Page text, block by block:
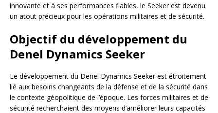
innovante et à ses performances fiables, le Seeker est devenu
un atout précieux pour les opérations militaires et de sécurité.
Objectif du développement du
Denel Dynamics Seeker
Le développement du Denel Dynamics Seeker est étroitement
lié aux besoins changeants de la défense et de la sécurité dans
le contexte géopolitique de l’époque. Les forces militaires et de
sécurité recherchaient des moyens d’améliorer leurs capacités